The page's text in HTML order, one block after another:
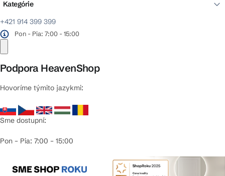
+421 914 399 399
Pon - Pia: 7:00 - 15:00
Podpora HeavenShop
Hovoríme týmito jazykmi:
Sme dostupní:
Pon – Pia: 7:00 – 15:00
Kategórie